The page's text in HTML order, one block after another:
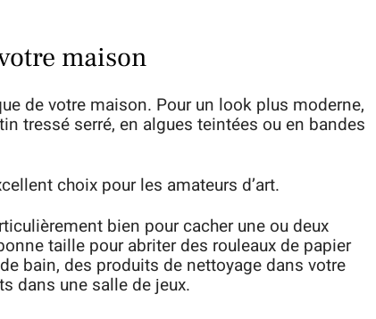
maison
de votre maison. Pour un look plus moderne,
tressé serré, en algues teintées ou en bandes
choix pour les amateurs d’art.
bien pour cacher une ou deux
taille pour abriter des rouleaux de papier
bain, des produits de nettoyage dans votre
dans une salle de jeux.